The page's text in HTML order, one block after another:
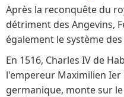
Après la reconquête du
détriment des Angevins,
également le système
En 1516, Charles IV de
l'empereur Maximilien
germanique, monte sur